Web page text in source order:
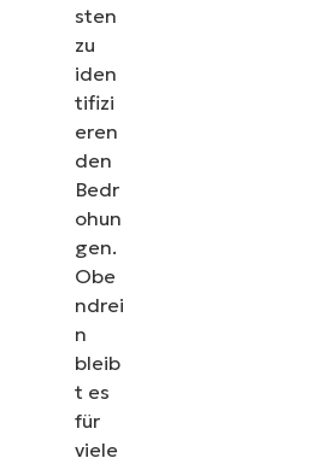
sten
zu
iden
tifizi
eren
den
Bedr
ohun
gen.
Obe
ndrei
n
bleib
t es
für
viele